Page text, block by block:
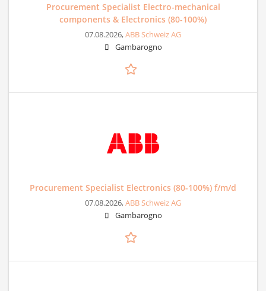
Procurement Specialist Electro-mechanical
components & Electronics (80-100%)
07.08.2026,ABB Schweiz AG
Gambarogno
Procurement Specialist Electronics (80-100%) f/m/d
07.08.2026,ABB Schweiz AG
Gambarogno